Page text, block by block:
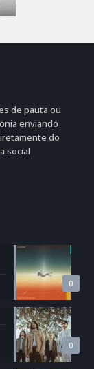
de pauta ou
enviando
do
social
0
0